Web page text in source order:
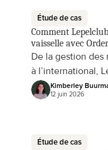
développant
numérique.
Étude de cas
Comment
vaisselle avec
De la gestion des
à l’international,
Cloud pour
tout en
Kimberley
12 juin 2026
Étude de cas